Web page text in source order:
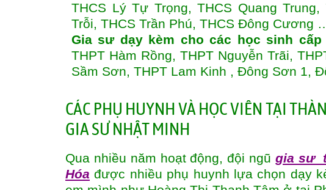
THCS Lý Tự Trọng, THCS Quang
Trỗi, THCS Trần Phú, THCS Đông Cương
Gia sư dạy kèm cho các học sinh cấp
THPT Hàm Rồng, THPT Nguyễn Trãi,
Sầm Sơn, THPT Lam Kinh , Đông Sơn 1,
CÁC PHỤ HUYNH VÀ HỌC VIÊN TẠI
GIA SƯ NHẬT MINH
Qua nhiều năm hoạt động, đội ngũ gia sư
Hóa được nhiều phụ huynh lựa chọn dạy